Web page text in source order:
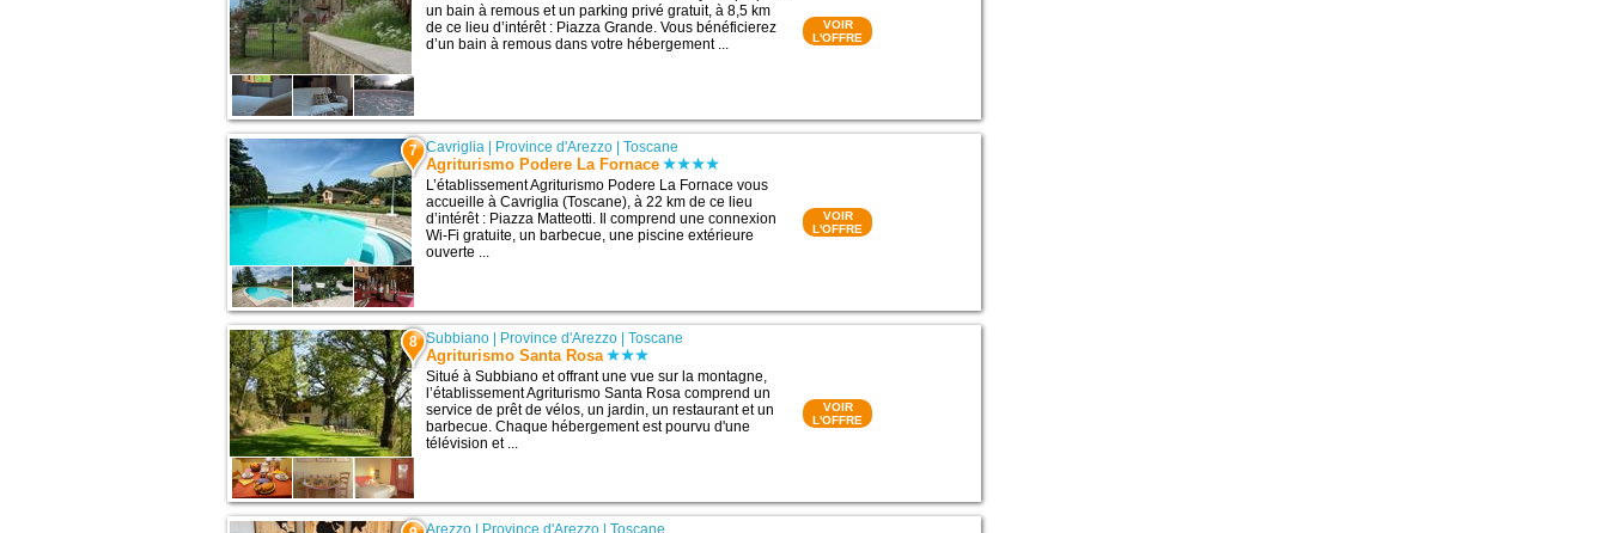
un bain à remous et un parking privé gratuit, à 8,5 km
de ce lieu d’intérêt : Piazza Grande. Vous bénéficierez
d’un bain à remous dans votre hébergement ...
VOIR
L'OFFRE
7 Cavriglia | Province d'Arezzo |Toscane
Agriturismo Podere La Fornace
L’établissement Agriturismo Podere La Fornace vous
accueille à Cavriglia (Toscane), à 22 km de ce lieu
d’intérêt : Piazza Matteotti. Il comprend une connexion
Wi-Fi gratuite, un barbecue, une piscine extérieure
ouverte ...
VOIR
L'OFFRE
8 Subbiano | Province d'Arezzo |Toscane
Agriturismo Santa Rosa
Situé à Subbiano et offrant une vue sur la montagne,
l’établissement Agriturismo Santa Rosa comprend un
service de prêt de vélos, un jardin, un restaurant et un
barbecue. Chaque hébergement est pourvu d'une
télévision et ...
VOIR
L'OFFRE
Arezzo Province d'Arezzo |Toscane